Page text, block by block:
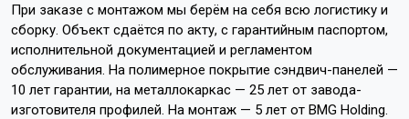
При заказе с монтажом мы берём на себя всю логистику и
сборку. Объект сдаётся по акту, с гарантийным паспортом,
исполнительной документацией и регламентом
обслуживания. На полимерное покрытие сэндвич-панелей —
10 лет гарантии, на металлокаркас — 25 лет от завода-
изготовителя профилей. На монтаж — 5 лет от BMG Holding.